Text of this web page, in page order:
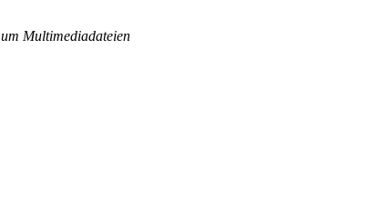
um Multimediadateien